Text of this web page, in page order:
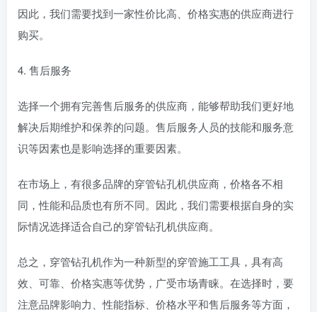
因此，我们需要找到一家性价比高、价格实惠的供应商进行
购买。
4. 售后服务
选择一个拥有完善售后服务的供应商，能够帮助我们更好地
解决后期维护和保养的问题。售后服务人员的技能和服务意
识等因素也是影响选择的重要因素。
在市场上，有很多品牌的穿管钻孔机供应商，价格各不相
同，性能和品质也有所不同。因此，我们需要根据自身的实
际情况选择适合自己的穿管钻孔机供应商。
总之，穿管钻孔机作为一种新型的穿管施工工具，具有高
效、可靠、价格实惠等优势，广受市场青睐。在选择时，要
注意品牌影响力、性能指标、价格水平和售后服务等方面，